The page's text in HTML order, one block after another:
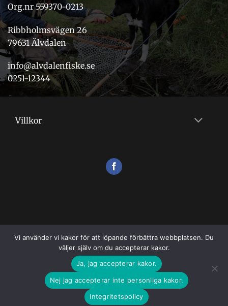
Org.nr 559370-0213
Ribbholmsvägen 26
79631 Älvdalen
info@alvdalenfiske.se
0251-12344
Villkor
Copyright 2026 ©Flugshopen
Vi använder vi kakor för att löpande förbättra webbplatsen. Du
väljer själv om du accepterar kakor.
Ja, jag accepterar kakor.
Nej jag accepterar inte personliga kakor.
Integritetspolicy